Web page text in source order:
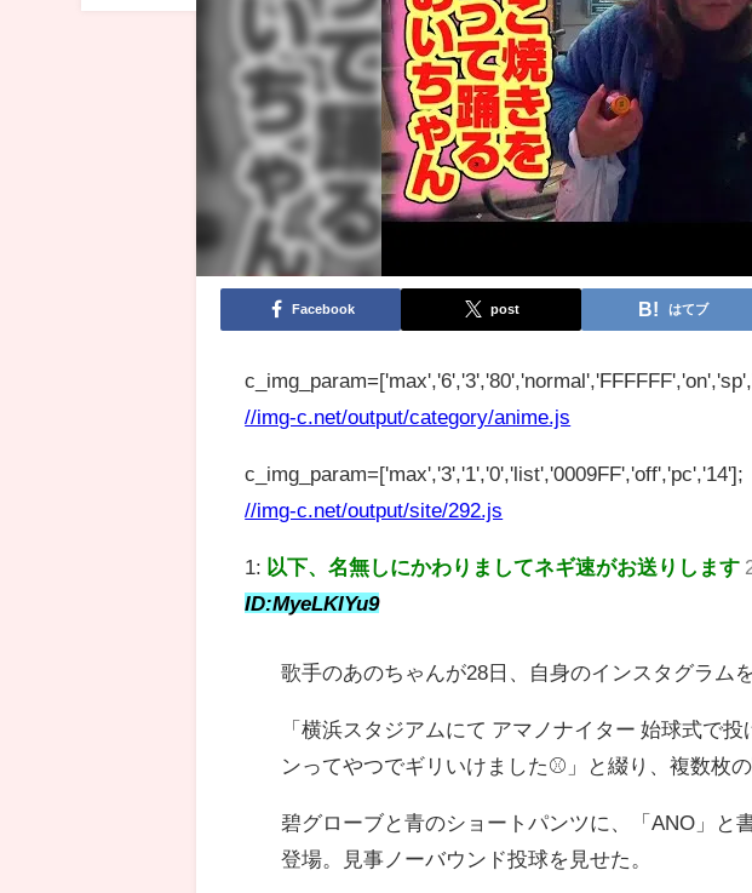
Facebook post はてブ
//img-c.net/output/category/anime.js
c_img_param=['max','3','1','0','list','0009FF','off','pc','14'];
//img-c.net/output/site/292.js
1: 以下、名無しにかわりましてネギ速がお送りします
ID:MyeLKIYu9
歌手のあのちゃんが28日、自身のインスタグラム
「横浜スタジアムにて アマノナイター 始球式で
ンってやつでギリいけました⚾」と綴り、複数枚の
碧グローブと青のショートパンツに、「ANO」と
登場。見事ノーバウンド投球を見せた。